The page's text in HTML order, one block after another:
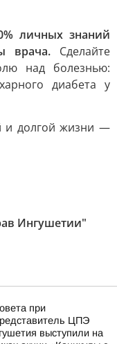
личных знаний
врача. Сделайте
над болезнью:
диабета у
и долгой жизни —
Ингушетии"
при
ЦПЭ
выступили на